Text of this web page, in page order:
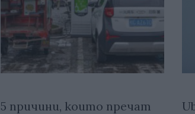
5 причини, които пречат